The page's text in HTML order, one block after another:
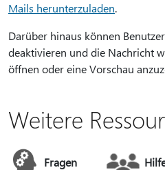
Mails herunterzuladen.
Darüber hinaus können
deaktivieren und die Nachricht
öffnen oder eine Vorschau
Weitere
Fragen